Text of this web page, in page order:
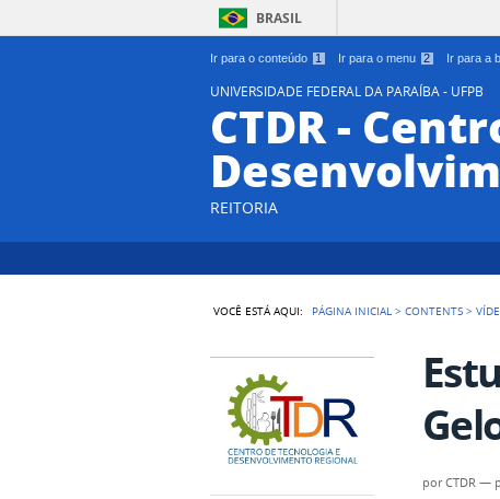
Ir para o conteúdo 1 Ir para o menu 2 Ir para a
BRASIL
UNIVERSIDADE FEDERAL DA PARAÍBA - UFPB
CTDR -
REITORIA
VOCÊ ESTÁ AQUI: PÁGINA INICIAL >CONTENTS >
porCTDR —